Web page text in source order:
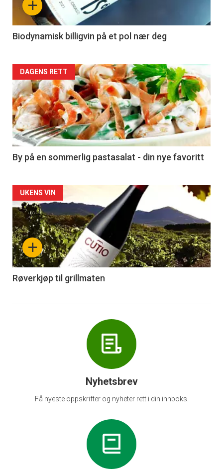
4
+
Biodynamisk billigvin på et pol nær deg
Forsiden
akkurat
nå
-
5
DAGENS RETT
By på en sommerlig pastasalat - din nye favoritt
Forsiden
akkurat
nå
-
6
+
UKENS VIN
Røverkjøp til grillmaten
Nyhetsbrev
Få nyeste oppskrifter og nyheter rett i din innboks.